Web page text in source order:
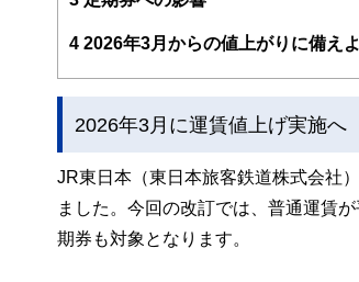
と、読み応えのあるコンテンツと
私たちは、快適でより良い生活の
4 2026年3月からの値上がりに備え
2026年3月に運賃値上げ実施へ
JR東日本（東日本旅客鉄道株式会社
ました。今回の改訂では、普通運賃
期券も対象となります。